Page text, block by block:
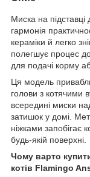
Миска на підставці
гармонія
кераміки й легко
полегшує процес
для подачі корму
Ця модель
голови з котячими
всередині миски
затишок у домі.
ніжками запобігає
будь-якій поверхні.
Чому варто
котів Flamingo